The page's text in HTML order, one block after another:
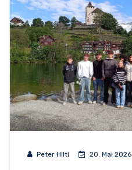
Peter Hilti 20. Mai 2026